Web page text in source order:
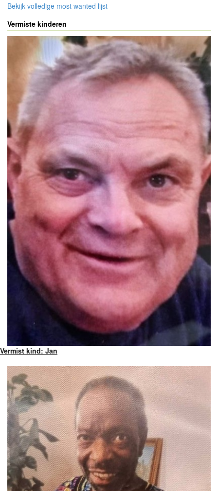
Bekijk volledige most wanted lijst
Vermiste kinderen
Vermist kind: Jan